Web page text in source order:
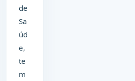
de
Sa
úd
e,
te
m